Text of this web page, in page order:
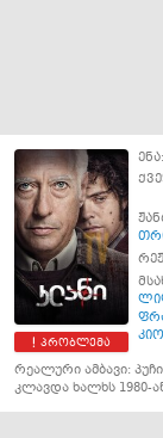
პრობლემა
ენა:
რეალური ამბავი:
კლავდა ხალხს 1980-